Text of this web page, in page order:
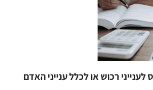
לענייני רכוש או לכלל ענייני האדם